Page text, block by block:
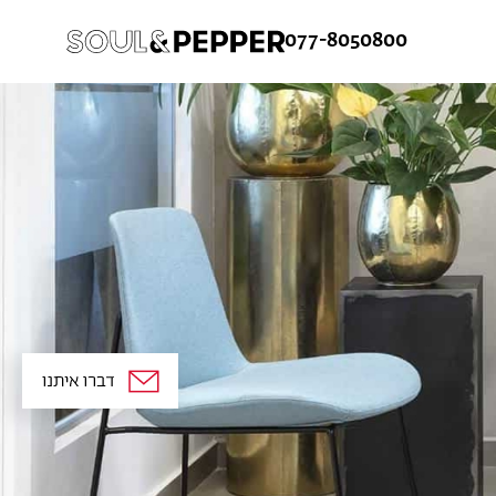
077-8050800
קלה ומהירה במיוחד. המשיכו למילוי
מהיתרונות של משתמש רשום כבר עכשיו.